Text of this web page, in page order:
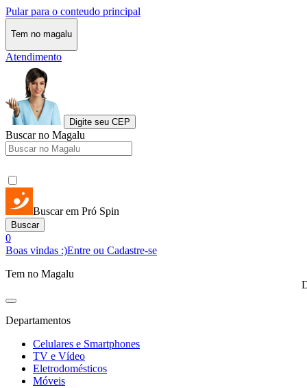
Pular para o conteudo principal
Tem no magalu
Atendimento
Digite seu CEP
Buscar no Magalu
Buscar em Pró Spin
Buscar
0
Boas vindas :)Entre ou Cadastre-se
Tem no Magalu
Departamentos
Celulares e Smartphones
TV e Vídeo
Eletrodomésticos
Móveis